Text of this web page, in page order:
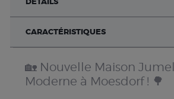
CARACTÉRISTIQUES
🏡 Nouvelle Maison
Moderne à Moesdorf ! 🌳